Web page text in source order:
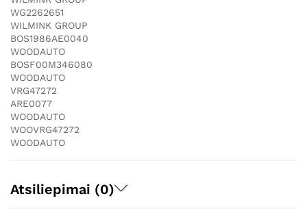
WG2262651
WILMINK GROUP
BOS1986AE0040
WOODAUTO
BOSF00M346080
WOODAUTO
VRG47272
ARE0077
WOODAUTO
WOOVRG47272
WOODAUTO
Atsiliepimai (0)